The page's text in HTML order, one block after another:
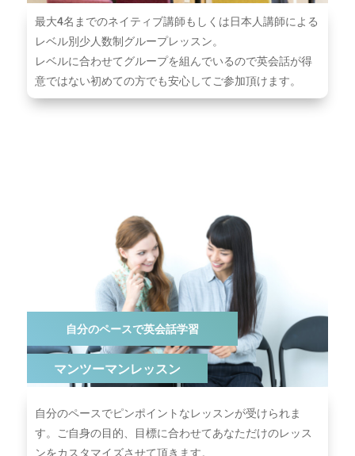
最⼤4名までのネイティブ講師もしくは⽇本⼈講師による
レベル別少⼈数制グループレッスン。
レベルに合わせてグループを組んでいるので英会話が得
意ではない初めての方でも安心してご参加頂けます。
⾃分のペースでピンポイントなレッスンが受けられま
す。ご⾃⾝の⽬的、⽬標に合わせてあなただけのレッス
ンをカスタマイズさせて頂きます。
自分のペースで英会話学習
マンツーマンレッスン